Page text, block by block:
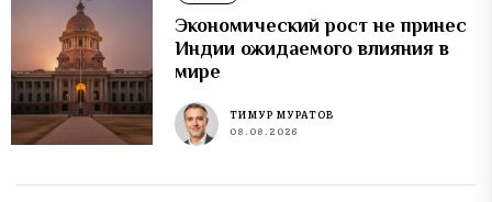
Экономический рост не принес
Индии ожидаемого влияния в
мире
ТИМУР МУРАТОВ
08.08.2026